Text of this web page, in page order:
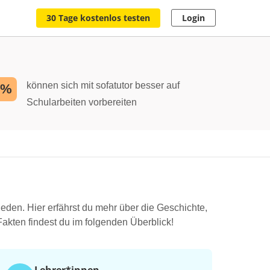
30 Tage kostenlos testen Login
können sich mit sofatutor besser auf
Schularbeiten vorbereiten
Hier erfährst du mehr über die Geschichte,
findest du im folgenden Überblick!